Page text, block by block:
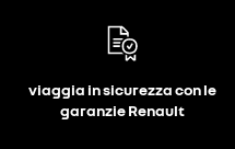
viaggia in sicurezza con le
garanzie Renault